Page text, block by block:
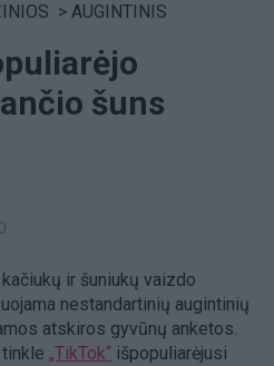
> AUGINTINIS
šuns
ir šuniukų vaizdo
nestandartinių augintinių
atskiros gyvūnų anketos.
„TikTok“ išpopuliarėjusi